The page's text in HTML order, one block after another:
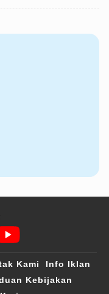
Kami
Info Iklan
Kebijakan